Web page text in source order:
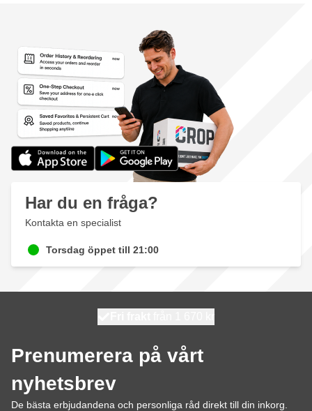
Har du en fråga?
Kontakta en specialist
Torsdag öppet till 21:00
Prenumerera på vårt
nyhetsbrev
De bästa erbjudandena och personliga råd direkt till din inkorg.